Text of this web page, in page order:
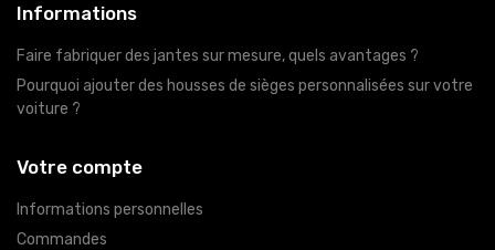
Informations
Faire fabriquer des jantes sur mesure, quels avantages ?
Pourquoi ajouter des housses de sièges personnalisées sur votre
voiture ?
Votre compte
Informations personnelles
Commandes